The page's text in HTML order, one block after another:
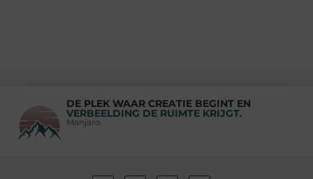
DE PLEK WAAR CREATIE BEGINT EN
VERBEELDING DE RUIMTE KRIJGT.
Manjaro